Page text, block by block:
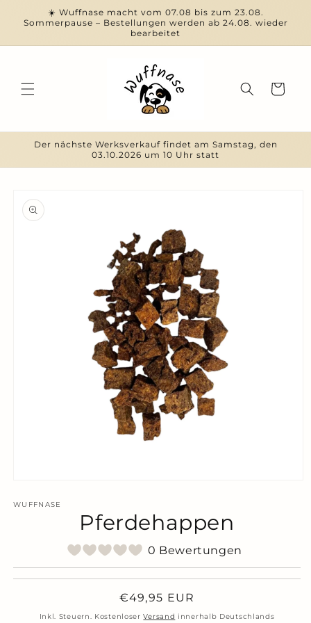
zum
Inhalt
☀️ Wuffnase macht vom 07.08 bis zum 23.08.
Sommerpause – Bestellungen werden ab 24.08. wieder
bearbeitet
Warenkorb
Der nächste Werksverkauf findet am Samstag, den
03.10.2026 um 10 Uhr statt
in
WUFFNASE
Pferdehappen
0 Bewertungen
Normaler
Preis
€49,95 EUR
Inkl. Steuern. KostenloserVersand innerhalb Deutschlands